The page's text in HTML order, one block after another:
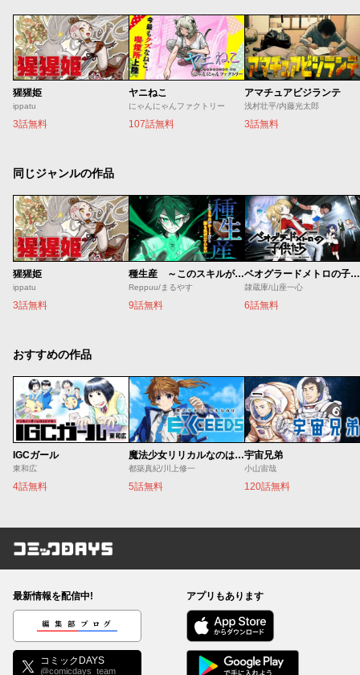
猩猩姫
ippatu
3話無料
ヤニねこ
にゃんにゃんファクトリー
107話無料
アマチュアビジランテ
浅村壮平/内藤光太郎
3話無料
同じジャンルの作品
猩猩姫
ippatu
3話無料
種生産 ～このスキルがチートだとまだ誰も気付いていない～
Reppuu/まるやす
9話無料
ベオグラードメトロの子供たち
隷蔵庫/山座一心
6話無料
おすすめの作品
IGCガール
東和広
4話無料
魔法少女リリカルなのは EXCEEDS
都築真紀/川上修一
5話無料
宇宙兄弟
小山宙哉
120話無料
コミックDAYS
最新情報を配信中!
編集部ブログ
コミックDAYS
@comicdays_team
アプリもあります